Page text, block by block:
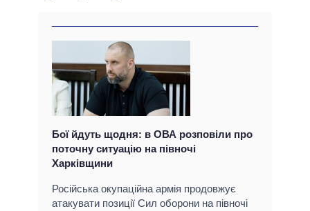
Бої йдуть щодня: в ОВА розповіли про
поточну ситуацію на півночі
Харківщини
Російська окупаційна армія продовжує
атакувати позиції Сил оборони на півночі